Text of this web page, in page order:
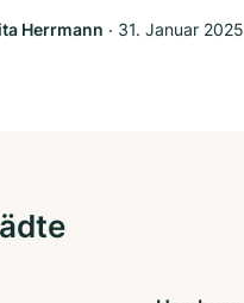
Herrmann ‧ 31. Januar 2025